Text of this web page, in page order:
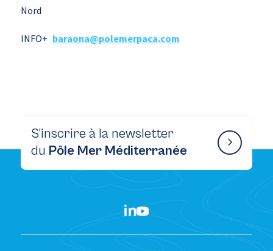
Nord
INFO+ baraona@polemerpaca.com
S’inscrire à la newsletter
du Pôle Mer Méditerranée